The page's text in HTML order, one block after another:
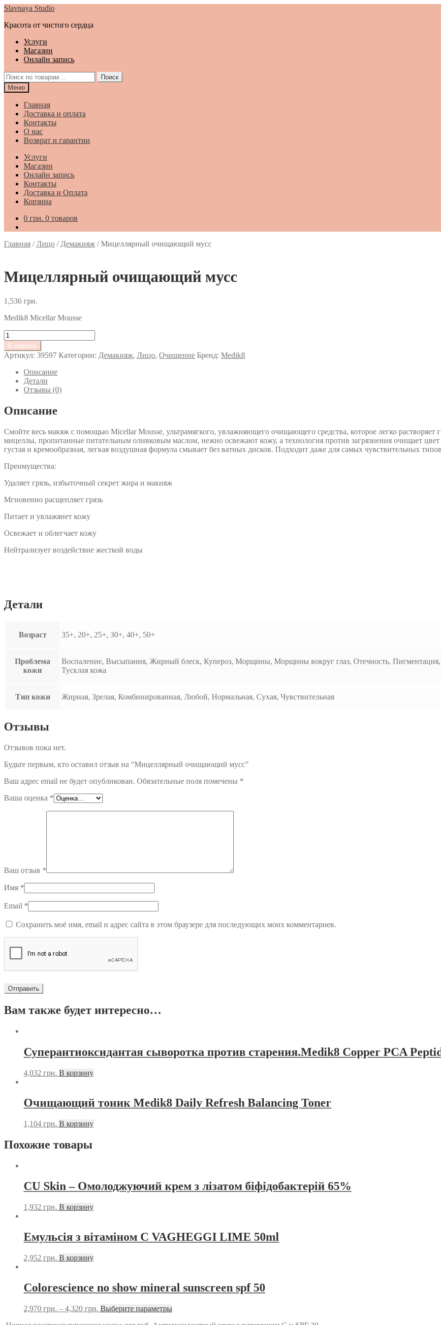
Перейти
навигации
Перейти
содержимому
Slavnaya Studio
Красота от чистого сердца
Услуги
Магазин
Онлайн запись
Искать:
Поиск
Меню
Главная
Доставка и оплата
Контакты
О нас
Возврат и гарантии
Услуги
Магазин
Онлайн запись
Контакты
Доставка и Оплата
Корзина
0 грн. 0 товаров
Главная /Лицо / Демакияж /Мицеллярный очищающий мусс
Мицеллярный очищающий мусс
1,536 грн.
Medik8 Micellar Mousse
Количество
товара
Мицеллярный
очищающий
мусс
В корзину
Артикул: 39597 Категории: Демакияж, Лицо, Очищение Бренд: Medik8
Описание
Детали
Отзывы (0)
Описание
Смойте весь макяж с помощью Micellar Mousse, ультрамягкого, увлажняющего очищающего средства, которое легко
мицеллы, пропитанные питательным оливковым маслом, нежно освежают кожу, а технология против загрязнения очищает
густая и кремообразная, легкая воздушная формула смывает без ватных дисков. Подходит даже для самых чувствительных
Преимущества:
Удаляет грязь, избыточный секрет жира и макияж
Мгновенно расщепляет грязь
Питает и увлажянет кожу
Освежает и облегчает кожу
Нейтрализует воздействие жесткой воды
Детали
Возраст 35+, 20+, 25+, 30+, 40+, 50+
Проблема
кожи
Воспаление, Высыпания, Жирный блеск, Купероз, Морщины, Морщины вокруг глаз, Отечность,
Тусклая кожа
Тип кожи Жирная, Зрелая, Комбинированная, Любой, Нормальная, Сухая, Чувствительная
Отзывы
Отзывов пока нет.
Будьте первым, кто оставил отзыв на “Мицеллярный очищающий мусс”
Ваш адрес email не будет опубликован. Обязательные поля помечены *
Ваша оценка *
Ваш отзыв *
Имя *
Email *
Сохранить моё имя, email и адрес сайта в этом браузере для последующих моих комментариев.
Вам также будет интересно…
Суперантиоксидантая сыворотка против старения.Medik8 Copper PCA
4,032 грн. В корзину
Очищающий тоник Medik8 Daily Refresh Balancing Toner
1,104 грн. В корзину
Похожие товары
CU Skin – Омолоджуючий крем з лізатом біфідобактерій 65%
1,932 грн. В корзину
Емульсія з вітаміном С VAGHEGGI LIME 50ml
2,952 грн. В корзину
Colorescience no show mineral sunscreen spf 50
2,970 грн. – 4,320 грн. Выберите параметры